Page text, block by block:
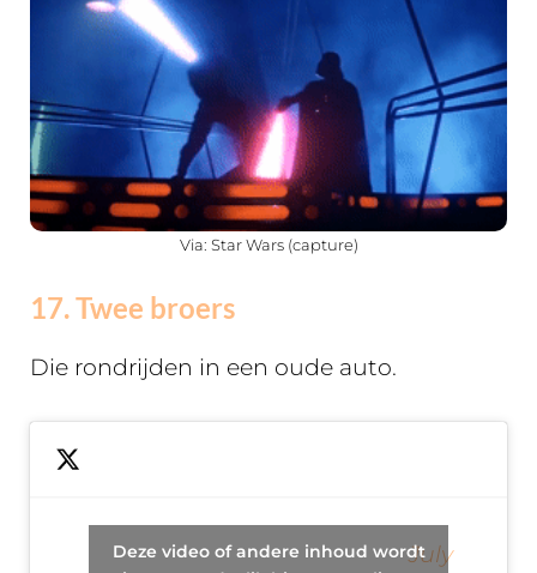
Via: Star Wars (capture)
17. Twee broers
Die rondrijden in een oude auto.
brothers
drive
July
Deze video of andere inhoud wordt